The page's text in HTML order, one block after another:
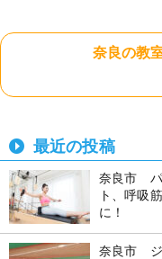
奈良の教
最近の投稿
奈良市 パ
ト、呼吸
に！
奈良市 ジ